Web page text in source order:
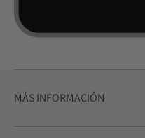
MÁS INFORMACIÓN